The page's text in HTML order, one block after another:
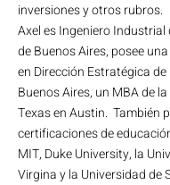
inversiones y otros rubros.
Axel es Ingeniero Industrial
de Buenos Aires, posee
en Dirección Estratégica
Buenos Aires, un MBA de
Texas en Austin. También
certificaciones de
MIT, Duke University, la
Virgina y la Universidad de